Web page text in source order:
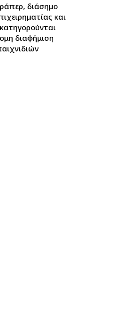
διάσημο
και
διαφήμιση